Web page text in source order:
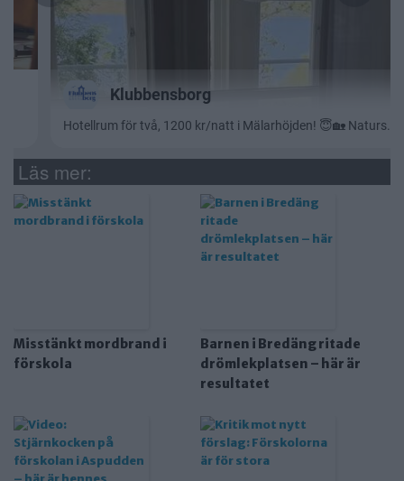
Läs mer:
Misstänkt mordbrand i
förskola
Barnen i Bredäng ritade
drömlekplatsen – här är
resultatet